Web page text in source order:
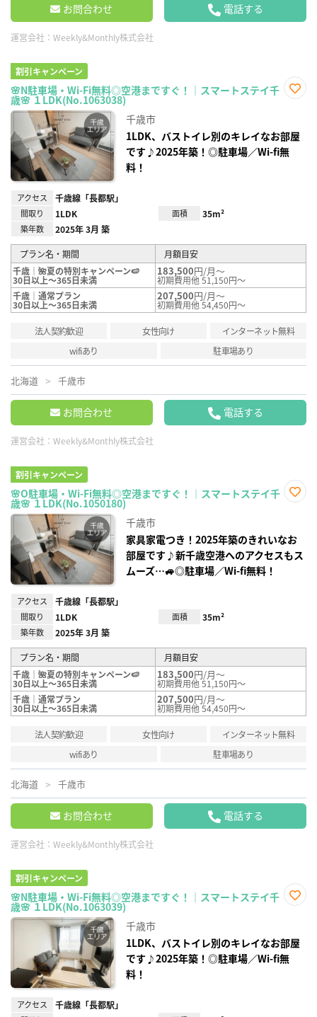
お問合わせ 電話する
運営会社： Weekly&Monthly株式会社
割引キャンペーン
🌸N駐車場・Wi-Fi無料◎空港まですぐ！｜スマートステイ千
歳🌸 １LDK(No.1063038)
録
千歳市
1LDK、バストイレ別のキレイなお部屋
です♪2025年築！◎駐車場／Wi-fi無
料！
アクセス 千歳線「長都駅」
間取り 1LDK 面積 35m²
築年数 2025年 3月 築
プラン名・期間
月額目安
千歳｜🌺夏の特別キャンペーン🍉
30日以上～365日未満
183,500円/月～
初期費用他 51,150円～
千歳｜通常プラン
30日以上～365日未満
207,500円/月～
初期費用他 54,450円～
法人契約歓迎 女性向け
インターネット無料
wifiあり
駐車場あり
北海道 千歳市
お問合わせ 電話する
運営会社： Weekly&Monthly株式会社
割引キャンペーン
🌸O駐車場・Wi-Fi無料◎空港まですぐ！｜スマートステイ千
歳🌸 １LDK(No.1050180)
録
千歳市
家具家電つき！2025年築のきれいなお
部屋です♪新千歳空港へのアクセスもス
ムーズ…🚙◎駐車場／Wi-fi無料！
アクセス 千歳線「長都駅」
間取り 1LDK 面積 35m²
築年数 2025年 3月 築
プラン名・期間
月額目安
千歳｜🌺夏の特別キャンペーン🍉
30日以上～365日未満
183,500円/月～
初期費用他 51,150円～
千歳｜通常プラン
30日以上～365日未満
207,500円/月～
初期費用他 54,450円～
法人契約歓迎 女性向け
インターネット無料
wifiあり
駐車場あり
北海道 千歳市
お問合わせ 電話する
運営会社： Weekly&Monthly株式会社
割引キャンペーン
🌸N駐車場・Wi-Fi無料◎空港まですぐ！｜スマートステイ千
歳🌸 １LDK(No.1063039)
録
千歳市
1LDK、バストイレ別のキレイなお部屋
です♪2025年築！◎駐車場／Wi-fi無
料！
アクセス 千歳線「長都駅」